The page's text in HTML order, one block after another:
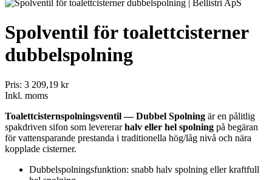
Spolventil för toalettcisterner
dubbelspolning
Pris: 3 209,19 kr
Inkl. moms
Toalettcisternspolningsventil — Dubbel Spolning är en pålitlig
spakdriven sifon som levererarhalv eller hel spolning på begäran
för vattensparande prestanda i traditionella hög/låg nivå och nära
kopplade cisterner.
Dubbelspolningsfunktion: snabb halv spolning eller kraftfull